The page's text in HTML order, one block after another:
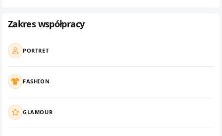
Zakres współpracy
PORTRET
FASHION
GLAMOUR